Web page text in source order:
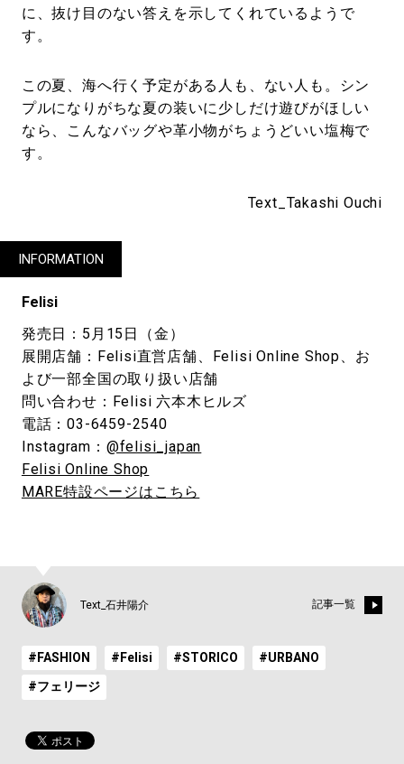
に、抜け目のない答えを示してくれているようで
す。
この夏、海へ行く予定がある人も、ない人も。シン
プルになりがちな夏の装いに少しだけ遊びがほしい
なら、こんなバッグや革小物がちょうどいい塩梅で
す。
Text_Takashi Ouchi
INFORMATION
Felisi
発売日：5月15日（金）
展開店舗：Felisi直営店舗、Felisi Online Shop、お
よび一部全国の取り扱い店舗
問い合わせ：Felisi 六本木ヒルズ
電話：03-6459-2540
Instagram： @felisi_japan
Felisi Online Shop
MARE特設ページはこちら
Text_石井陽介 記事一覧
#FASHION #Felisi #STORICO #URBANO
#フェリージ